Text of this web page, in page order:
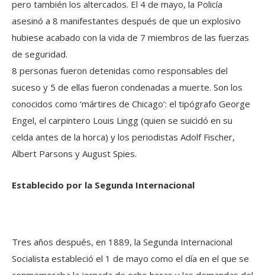
pero también los altercados. El 4 de mayo, la Policía
asesinó a 8 manifestantes después de que un explosivo
hubiese acabado con la vida de 7 miembros de las fuerzas
de seguridad.
8 personas fueron detenidas como responsables del
suceso y 5 de ellas fueron condenadas a muerte. Son los
conocidos como ‘mártires de Chicago’: el tipógrafo George
Engel, el carpintero Louis Lingg (quien se suicidó en su
celda antes de la horca) y los periodistas Adolf Fischer,
Albert Parsons y August Spies.
Establecido por la Segunda Internacional
Tres años después, en 1889, la Segunda Internacional
Socialista estableció el 1 de mayo como el día en el que se